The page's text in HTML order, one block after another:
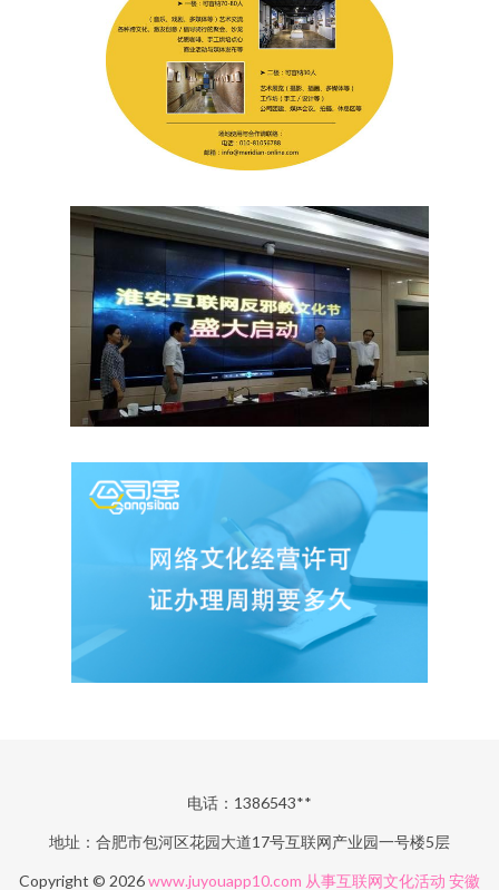
电话：1386543**
地址：合肥市包河区花园大道17号互联网产业园一号楼5层
Copyright © 2026www.juyouapp10.com 从事互联网文化活动 安徽